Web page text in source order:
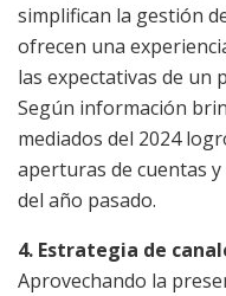
simplifican la gestión
ofrecen una
las expectativas de un
Según información
mediados del 2024
aperturas de cuentas
del año pasado.
4. Estrategia de
Aprovechando la